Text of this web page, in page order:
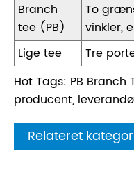
Branch
tee (PB)
To
vinkler,
Lige tee
Tre
Hot Tags: PB Branch
producent,
Relateret